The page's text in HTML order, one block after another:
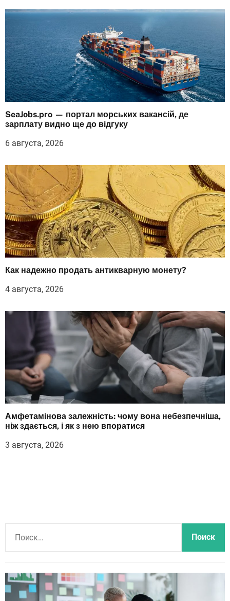
SeaJobs.pro — портал морських вакансій, де
зарплату видно ще до відгуку
6 августа, 2026
Как надежно продать антикварную монету?
4 августа, 2026
Амфетамінова залежність: чому вона небезпечніша,
ніж здається, і як з нею впоратися
3 августа, 2026
й
и
: